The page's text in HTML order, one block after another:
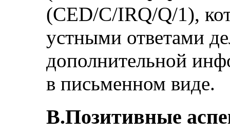
(CED/C/IRQ/Q/1),
устными ответами
дополнительной
в письменном виде.
В.Позитивные